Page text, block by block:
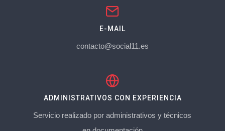
E-MAIL
contacto@social11.es
ADMINISTRATIVOS CON EXPERIENCIA
Servicio realizado por administrativos y técnicos